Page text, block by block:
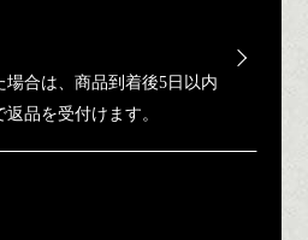
合は、商品到着後5日以内
品を受付けます。